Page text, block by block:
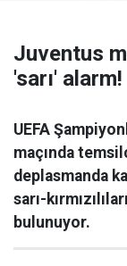
Juventus
'sarı' alarm!
UEFA
maçında
deplasmanda
sarı-
bulunuyor.